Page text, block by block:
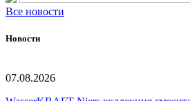
Все новости
Новости
07.08.2026